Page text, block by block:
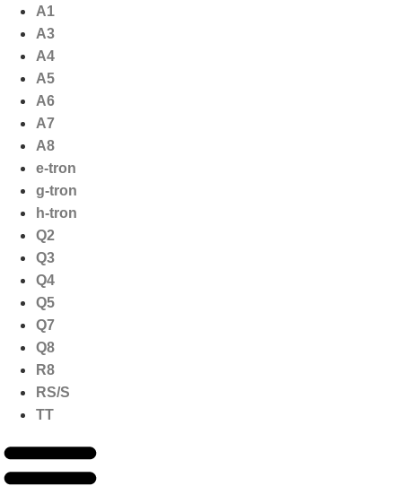
naar
inhoud
A1
A3
A4
A5
A6
A7
A8
e-tron
g-tron
h-tron
Q2
Q3
Q4
Q5
Q7
Q8
R8
RS/S
TT